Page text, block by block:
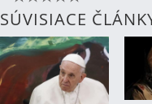
SÚVISIACE